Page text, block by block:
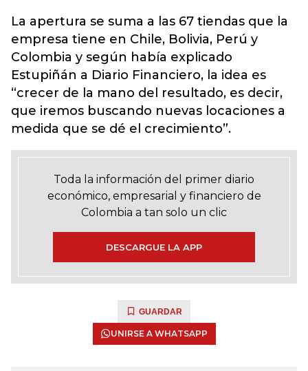
La apertura se suma a las 67 tiendas que la
empresa tiene en Chile, Bolivia, Perú y
Colombia y según había explicado
Estupiñán a Diario Financiero, la idea es
“crecer de la mano del resultado, es decir,
que iremos buscando nuevas locaciones a
medida que se dé el crecimiento”.
Toda la información del primer diario
económico, empresarial y financiero de
Colombia a tan solo un clic
DESCARGUE LA APP
GUARDAR
UNIRSE A WHATSAPP